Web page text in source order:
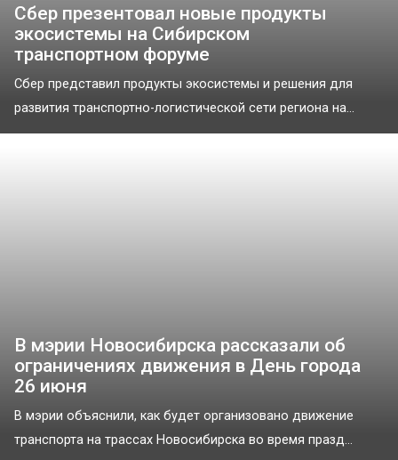
Сбер презентовал новые продукты
экосистемы на Сибирском
транспортном форуме
Сбер представил продукты экосистемы и решения для
развития транспортно-логистической сети региона на...
В мэрии Новосибирска рассказали об
ограничениях движения в День города
26 июня
В мэрии объяснили, как будет организовано движение
транспорта на трассах Новосибирска во время празд...